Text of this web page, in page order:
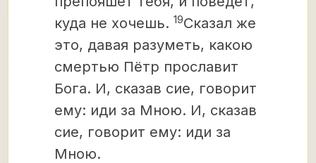
куда не хочешь. 19Сказал же
это, давая разуметь, какою
смертью Пётр прославит
Бога. И, сказав сие, говорит
ему: иди за Мною. И, сказав
сие, говорит ему: иди за
Мною.